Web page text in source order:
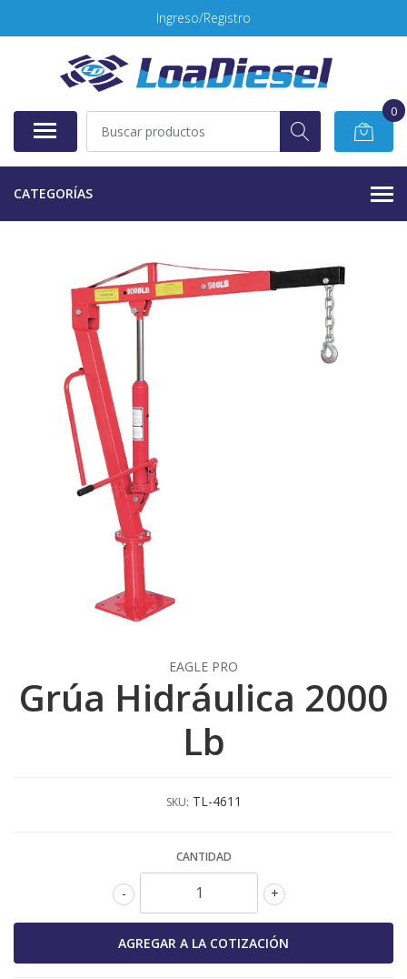
Ingreso/Registro
0
CATEGORÍAS
EAGLE PRO
Grúa Hidráulica 2000
Lb
SKU: TL-4611
CANTIDAD
+
-